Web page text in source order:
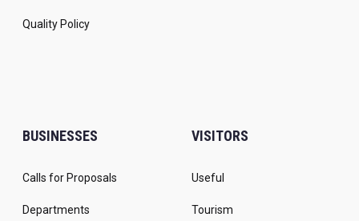
Quality Policy
BUSINESSES
Calls for Proposals
Departments
VISITORS
Useful
Tourism